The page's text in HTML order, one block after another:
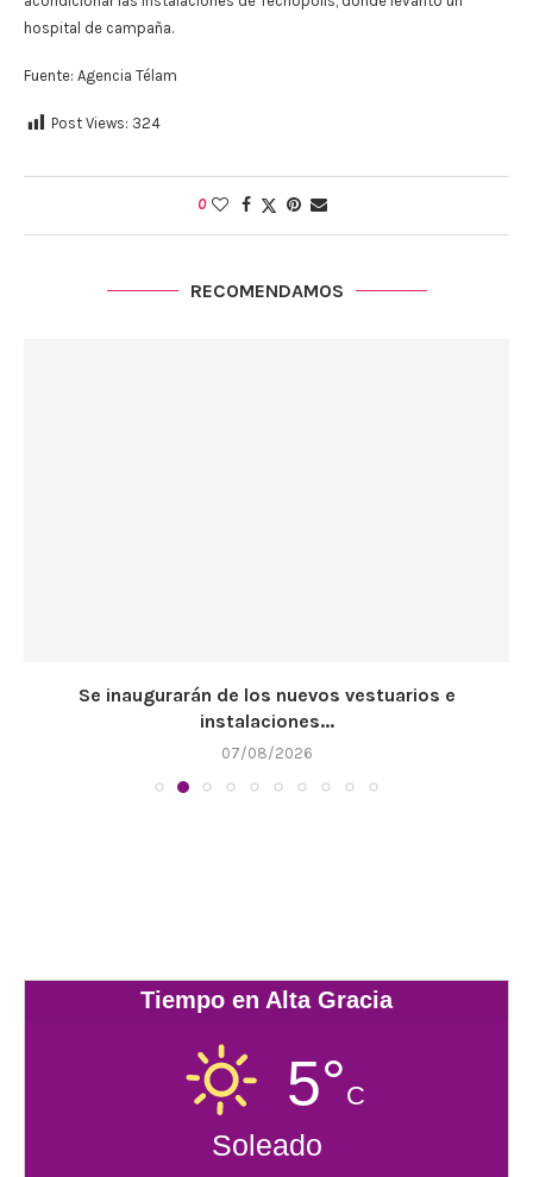
hospital de campaña.
Fuente: Agencia Télam
Post Views: 324
0
RECOMENDAMOS
Se inaugurarán de los nuevos vestuarios e
instalaciones...
07/08/2026
Tiempo en Alta Gracia
5°C
Soleado